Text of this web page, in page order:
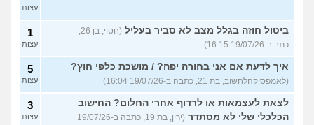
עצות
ביטול חוזה בגלל מצב לא סביר בעליל
(חסוי, בן 26,
כתב ב-19/07/26 16:15)
1
עצות
איך לדעת אם אני בחורה יפה? / מושכת כלפי חוץ?
(לאמפסיקהלחשוב, בת 21, כתבה ב-19/07/26 16:04)
5
עצות
לצאת לעצמאות או לרדוף אחרי החלום? החישוב
הכלכלי שלי לא מסתדר
(ירין, בת 19, כתבה ב-19/07/26
3
עצות